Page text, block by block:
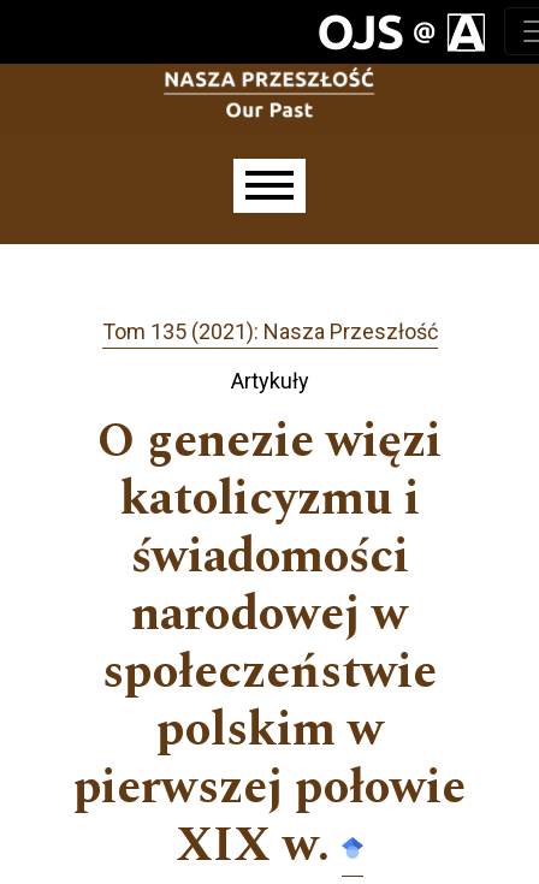
Tom 135 (2021): Nasza Przeszłość
Artykuły
O genezie więzi
katolicyzmu i
świadomości
narodowej w
społeczeństwie
polskim w
pierwszej połowie
XIX w.